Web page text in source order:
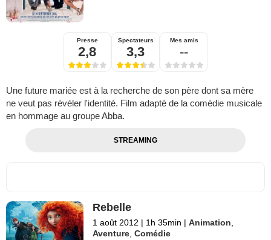
Presse
2,8
Spectateurs
3,3
Mes amis
--
Une future mariée est à la recherche de son père dont sa mère
ne veut pas révéler l'identité. Film adapté de la comédie musicale
en hommage au groupe Abba.
STREAMING
Rebelle
1 août 2012 | 1h 35min | Animation
Aventure ,Comédie